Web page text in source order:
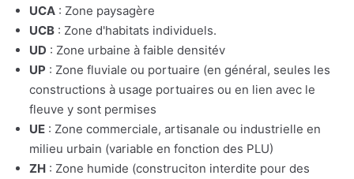
UCA : Zone paysagère
UCB : Zone d'habitats individuels.
UD : Zone urbaine à faible densitév
UP : Zone fluviale ou portuaire (en général, seules les
constructions à usage portuaires ou en lien avec le
fleuve y sont permises
UE : Zone commerciale, artisanale ou industrielle en
milieu urbain (variable en fonction des PLU)
ZH : Zone humide (construciton interdite pour des